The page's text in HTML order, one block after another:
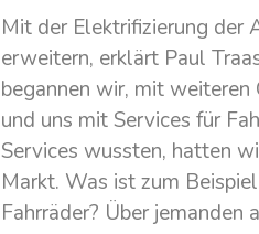
Mit der Elektrifizierung der
erweitern, erklärt Paul
begannen wir, mit
und uns mit Services für
Services wussten, hatten
Markt. Was ist zum
Fahrräder? Über